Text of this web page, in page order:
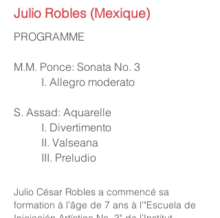
Julio Robles (Mexique)
PROGRAMME
M.M. Ponce: Sonata No. 3
I. Allegro moderato
S. Assad: Aquarelle
I. Divertimento
II. Valseana
III. Preludio
Julio César Robles a commencé sa
formation à l’âge de 7 ans à l'"Escuela de